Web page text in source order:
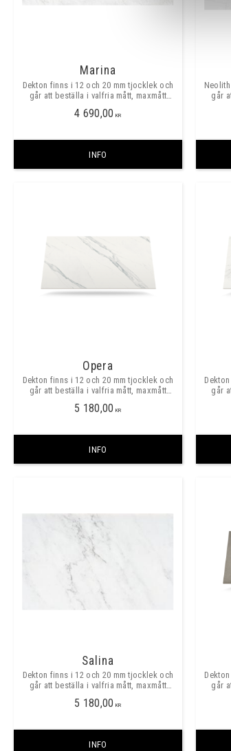
Marina
Dekton finns i 12 och 20 mm tjocklek och
går att beställa i valfria mått, maxmått
4 690,00 KR
INFO
går
Opera
Dekton finns i 12 och 20 mm tjocklek och
går att beställa i valfria mått, maxmått
5 180,00 KR
INFO
går
Salina
Dekton finns i 12 och 20 mm tjocklek och
går att beställa i valfria mått, maxmått
5 180,00 KR
INFO
går